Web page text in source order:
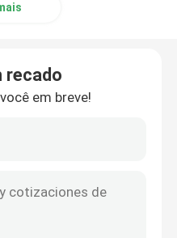
recado
em breve!